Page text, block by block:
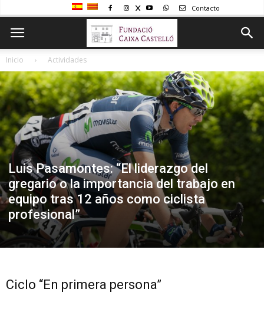
Contacto
Inicio Actividades
Luis Pasamontes: “El liderazgo del
gregario o la importancia del trabajo en
equipo tras 12 años como ciclista
profesional”
Ciclo “En primera persona”